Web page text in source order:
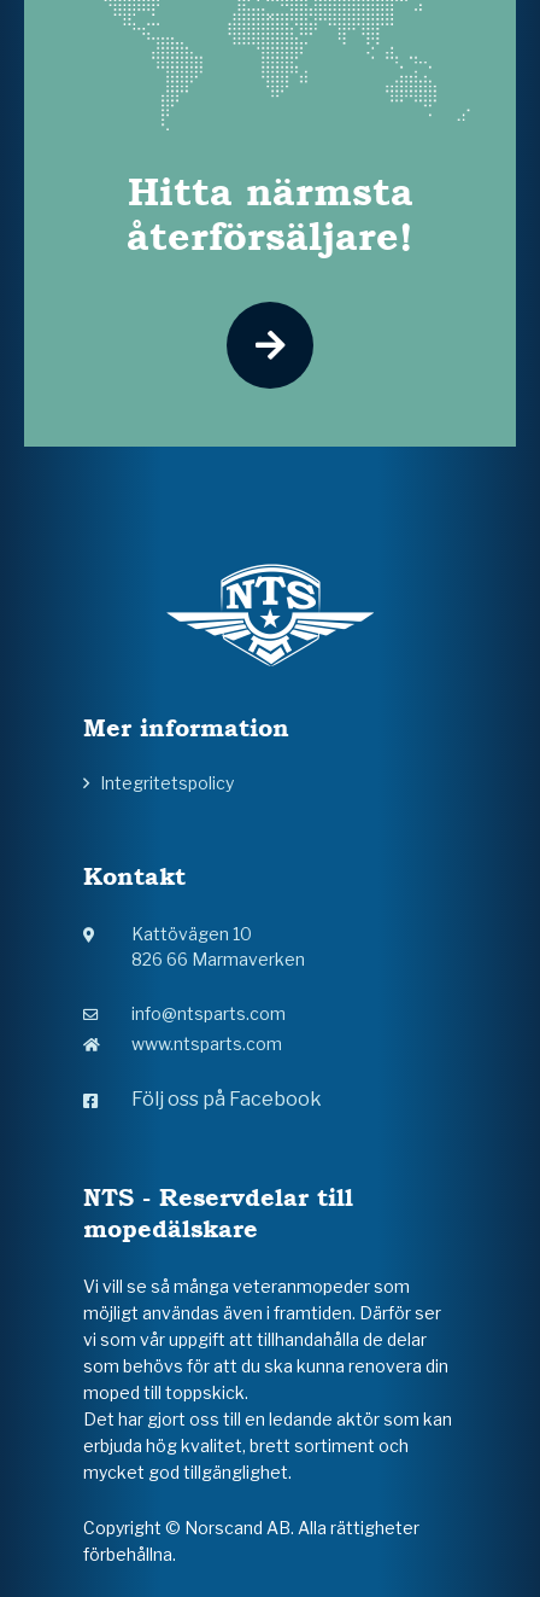
Hitta närmsta
återförsäljare!
Mer information
Integritetspolicy
Kontakt
Kattövägen 10
826 66 Marmaverken
info@ntsparts.com
www.ntsparts.com
Följ oss på Facebook
NTS - Reservdelar till
mopedälskare
Vi vill se så många veteranmopeder som
möjligt användas även i framtiden. Därför ser
vi som vår uppgift att tillhandahålla de delar
som behövs för att du ska kunna renovera din
moped till toppskick.
Det har gjort oss till en ledande aktör som kan
erbjuda hög kvalitet, brett sortiment och
mycket god tillgänglighet.
Copyright © Norscand AB. Alla rättigheter
förbehållna.